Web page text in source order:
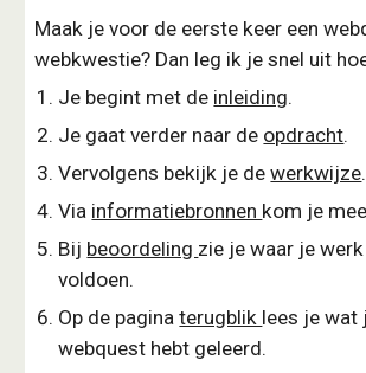
Maak je voor de eerste keer een
webkwestie? Dan leg ik je snel uit
Je begint met de inleiding.
Je gaat verder naar de opdracht.
Vervolgens bekijk je dewerkwijze.
Via informatiebronnen kom je
Bij beoordeling zie je waar je
voldoen.
Op de paginaterugblik lees je wat
webquest hebt geleerd.